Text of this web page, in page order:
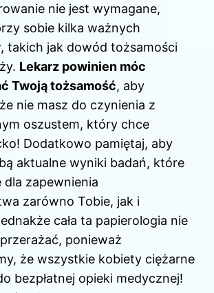
nie jest wymagane,
sobie kilka ważnych
takich jak dowód tożsamości
Lekarz powinien móc
Twoją tożsamość, aby
nie masz do czynienia z
oszustem, który chce
Dodatkowo pamiętaj, aby
aktualne wyniki badań, które
dla zapewnienia
zarówno Tobie, jak i
cała ta papierologia nie
ponieważ
że wszystkie kobiety ciężarne
bezpłatnej opieki medycznej!